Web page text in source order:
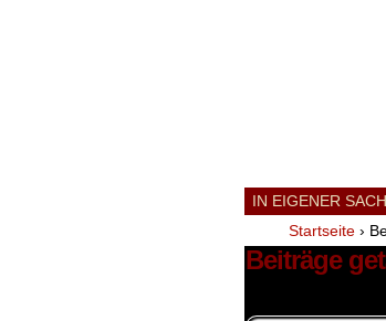
IN EIGENER
Startseite ›
Beiträge